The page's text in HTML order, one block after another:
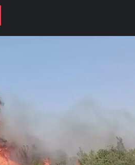
Pocket